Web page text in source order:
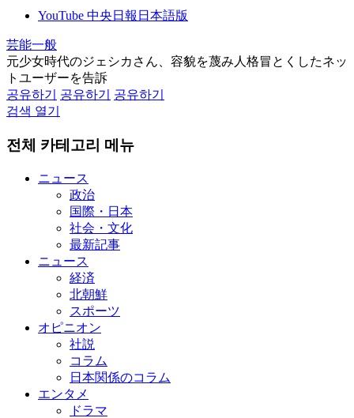
YouTube 中央日報日本語版
芸能一般
元少女時代のジェシカさん、容貌を蔑み人格冒とくしたネッ
トユーザーを告訴
공유하기
공유하기
공유하기
검색 열기
전체 카테고리 메뉴
ニュース
政治
国際・日本
社会・文化
最新記事
ニュース
経済
北朝鮮
スポーツ
オピニオン
社説
コラム
日本関係のコラム
エンタメ
ドラマ